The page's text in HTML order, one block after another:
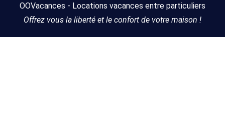
OOVacances - Locations vacances entre particuliers
Offrez vous la liberté et le confort de votre maison !